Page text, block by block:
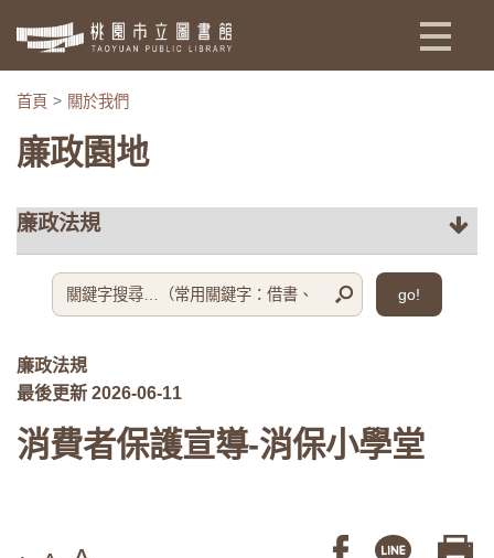
:::
首頁 關於我們
廉政園地
go!
廉政法規
最後更新 2026-06-11
消費者保護宣導-消保小學堂